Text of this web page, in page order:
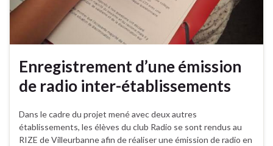
Enregistrement d’une émission
de radio inter-établissements
Dans le cadre du projet mené avec deux autres
établissements, les élèves du club Radio se sont rendus au
RIZE de Villeurbanne afin de réaliser une émission de radio en